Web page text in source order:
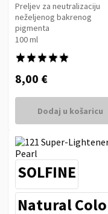
Preljev za neutralizaciju
neželjenog bakrenog
pigmenta
100 ml
★★★★★
★★★★★
8,00 €
Dodaj u košaricu
SOLFINE
Natural